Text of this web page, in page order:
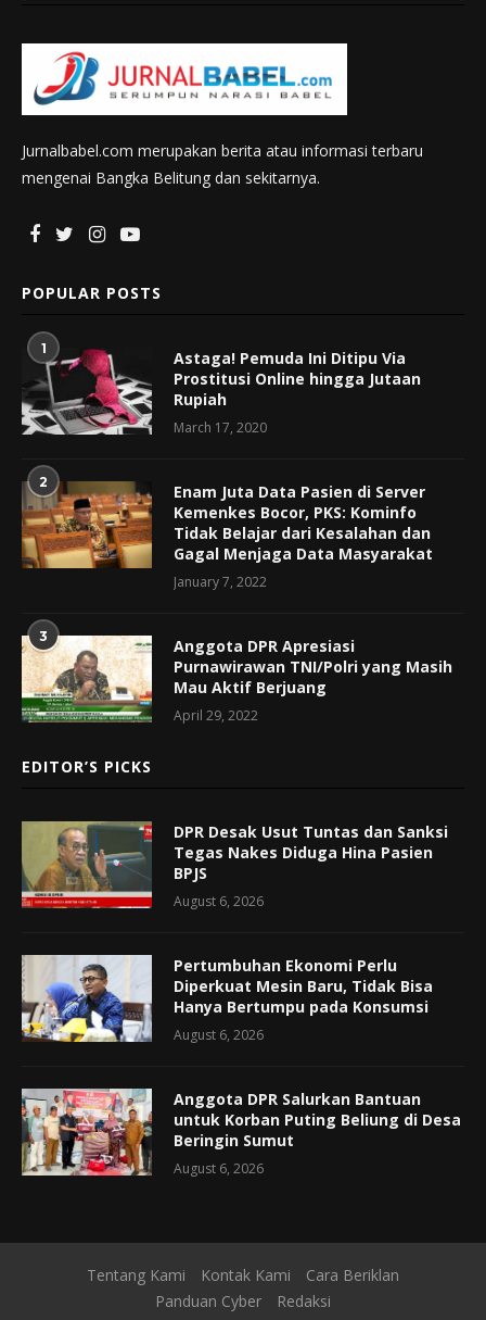
Jurnalbabel.com merupakan berita atau informasi terbaru
mengenai Bangka Belitung dan sekitarnya.
POPULAR POSTS
1
Astaga! Pemuda Ini Ditipu Via
Prostitusi Online hingga Jutaan
Rupiah
March 17, 2020
2
Enam Juta Data Pasien di Server
Kemenkes Bocor, PKS: Kominfo
Tidak Belajar dari Kesalahan dan
Gagal Menjaga Data Masyarakat
January 7, 2022
3
Anggota DPR Apresiasi
Purnawirawan TNI/Polri yang Masih
Mau Aktif Berjuang
April 29, 2022
EDITOR’S PICKS
DPR Desak Usut Tuntas dan Sanksi
Tegas Nakes Diduga Hina Pasien
BPJS
August 6, 2026
Pertumbuhan Ekonomi Perlu
Diperkuat Mesin Baru, Tidak Bisa
Hanya Bertumpu pada Konsumsi
August 6, 2026
Anggota DPR Salurkan Bantuan
untuk Korban Puting Beliung di Desa
Beringin Sumut
August 6, 2026
Tentang Kami Kontak Kami
Cara Beriklan
Panduan Cyber
Redaksi